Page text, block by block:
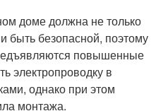
доме должна не только
быть безопасной, поэтому
повышенные
электропроводку в
однако при этом
монтажа.